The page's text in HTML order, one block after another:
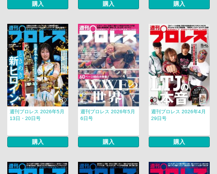
購入 購入 購入
週刊プロレス 2026年5月
13日・20日号
購入
週刊プロレス 2026年5月
6日号
購入
週刊プロレス 2026年4月
29日号
購入